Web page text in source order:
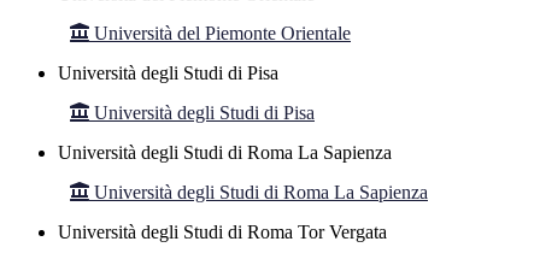
Università del Piemonte Orientale
Università degli Studi di Pisa
Università degli Studi di Pisa
Università degli Studi di Roma La Sapienza
Università degli Studi di Roma La Sapienza
Università degli Studi di Roma Tor Vergata